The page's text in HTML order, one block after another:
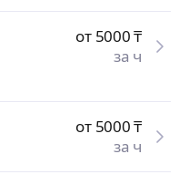
от 5000₸
за ч
от 5000₸
за ч